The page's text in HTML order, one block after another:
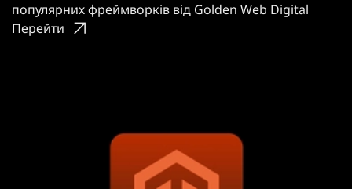
популярних фреймворків від Golden Web Digital
Перейти